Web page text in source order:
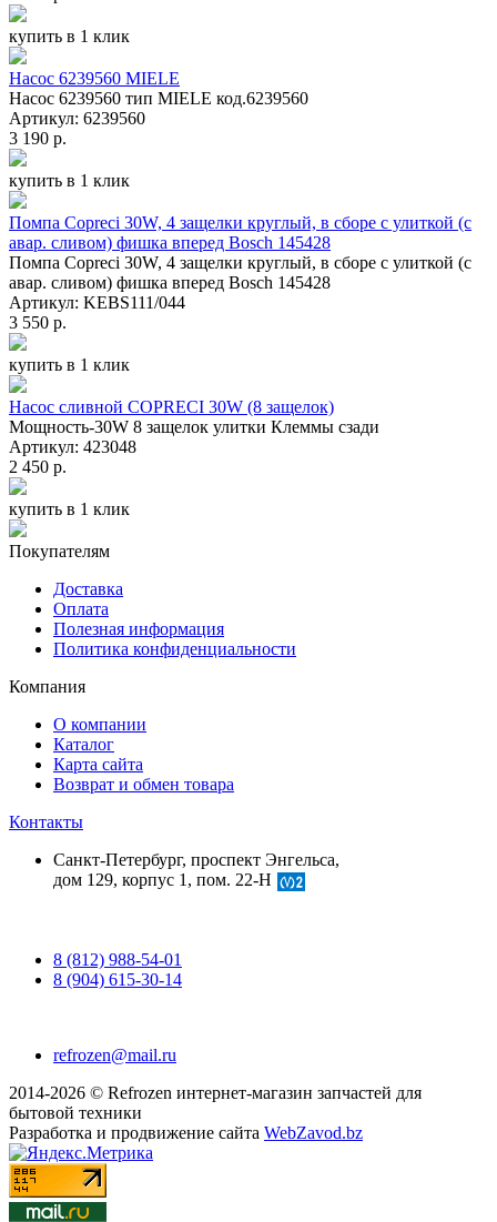
купить в 1 клик
Насос 6239560 MIELE
Насос 6239560 тип MIELE код.6239560
Артикул: 6239560
3 190 р.
купить в 1 клик
Помпа Сopreci 30W, 4 защелки круглый, в сборе с улиткой (с
авар. сливом) фишка вперед Bosch 145428
Помпа Сopreci 30W, 4 защелки круглый, в сборе с улиткой (с
авар. сливом) фишка вперед Bosch 145428
Артикул: KEBS111/044
3 550 р.
купить в 1 клик
Насос сливной COPRECI 30W (8 защелок)
Мощность-30W 8 защелок улитки Клеммы сзади
Артикул: 423048
2 450 р.
купить в 1 клик
Покупателям
Доставка
Оплата
Полезная информация
Политика конфиденциальности
Компания
О компании
Каталог
Карта сайта
Возврат и обмен товара
Контакты
Санкт-Петербург, проспект Энгельса,
дом 129, корпус 1, пом. 22-Н
8 (812) 988-54-01
8 (904) 615-30-14
refrozen@mail.ru
2014-2026 © Refrozen интернет-магазин запчастей для
бытовой техники
Разработка и продвижение сайта WebZavod.bz